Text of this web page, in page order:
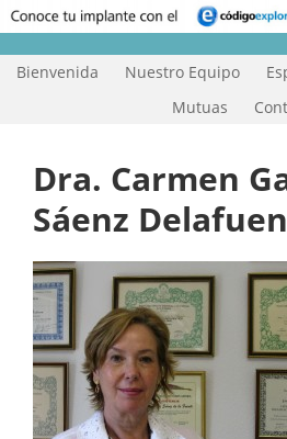
Bienvenida Nuestro Equipo
Mutuas
Dra. Carmen
Sáenz